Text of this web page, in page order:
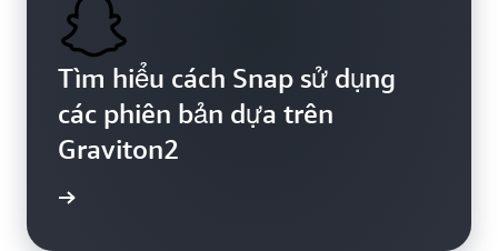
Tìm hiểu cách Snap sử dụng
các phiên bản dựa trên
Graviton2